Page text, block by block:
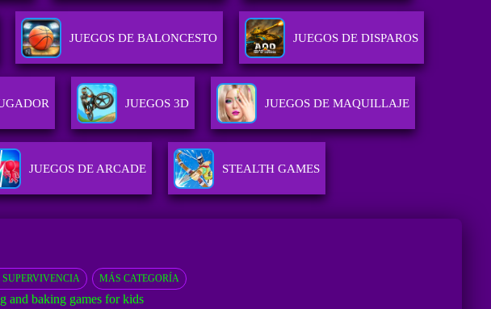
JUEGOS DE BALONCESTO JUEGOS DE DISPAROS
JUEGOS 3D JUEGOS DE MAQUILLAJE
JUEGOS DE ARCADE STEALTH GAMES
SUPERVIVENCIA MÁS CATEGORÍA
and baking games for kids